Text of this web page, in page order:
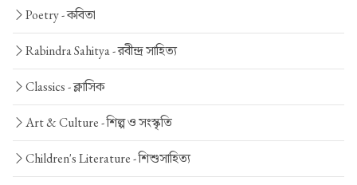
Poetry -কবিতা
Rabindra Sahitya -রবীন্দ্র সাহিত্য
Classics -ক্লাসিক
Art & Culture -শিল্প ও সংস্কৃতি
Children's Literature -শিশুসাহিত্য